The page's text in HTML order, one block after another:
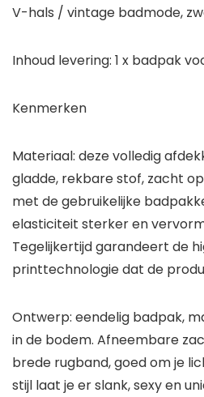
V-hals / vintage badmode,
Inhoud levering: 1 x badpak
Kenmerken
Materiaal: deze volledig
gladde, rekbare stof, zacht
met de gebruikelijke
elasticiteit sterker en
Tegelijkertijd garandeert de
printtechnologie dat de
Ontwerp: eendelig badpak,
in de bodem. Afneembare
brede rugband, goed om je
stijl laat je er slank, sexy en